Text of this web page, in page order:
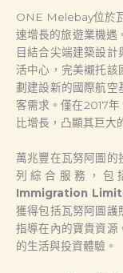
ONE Melebay位於
速增長的旅遊業機遇
目結合尖端建築設
活中心，完美襯托該
劃建設新的國際航空
客需求。僅在2017
比增長，凸顯其巨大
萬兆豐在瓦努阿圖的
列綜合服務，包
Immigration
獲得包括瓦努阿圖護
指導在內的寶貴資源
的生活與投資體驗。